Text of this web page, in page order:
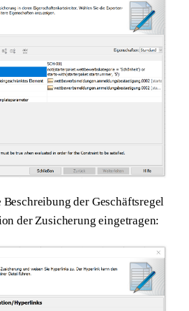
der Geschäftsregel
der Zusicherung eingetragen: